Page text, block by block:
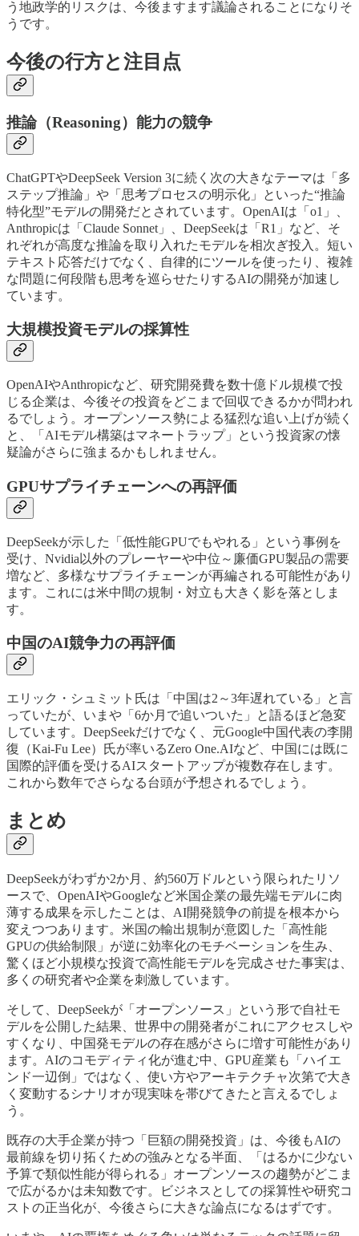
う地政学的リスクは、今後ますます議論されることになりそ
うです。
今後の行方と注目点
推論（Reasoning）能力の競争
ChatGPTやDeepSeek Version 3に続く次の大きなテーマは「多
ステップ推論」や「思考プロセスの明示化」といった“推論
特化型”モデルの開発だとされています。OpenAIは「o1」、
Anthropicは「Claude Sonnet」、DeepSeekは「R1」など、そ
れぞれが高度な推論を取り入れたモデルを相次ぎ投入。短い
テキスト応答だけでなく、自律的にツールを使ったり、複雑
な問題に何段階も思考を巡らせたりするAIの開発が加速し
ています。
大規模投資モデルの採算性
OpenAIやAnthropicなど、研究開発費を数十億ドル規模で投
じる企業は、今後その投資をどこまで回収できるかが問われ
るでしょう。オープンソース勢による猛烈な追い上げが続く
と、「AIモデル構築はマネートラップ」という投資家の懐
疑論がさらに強まるかもしれません。
GPUサプライチェーンへの再評価
DeepSeekが示した「低性能GPUでもやれる」という事例を
受け、Nvidia以外のプレーヤーや中位～廉価GPU製品の需要
増など、多様なサプライチェーンが再編される可能性があり
ます。これには米中間の規制・対立も大きく影を落としま
す。
中国のAI競争力の再評価
エリック・シュミット氏は「中国は2～3年遅れている」と言
っていたが、いまや「6か月で追いついた」と語るほど急変
しています。DeepSeekだけでなく、元Google中国代表の李開
復（Kai-Fu Lee）氏が率いるZero One.AIなど、中国には既に
国際的評価を受けるAIスタートアップが複数存在します。
これから数年でさらなる台頭が予想されるでしょう。
まとめ
DeepSeekがわずか2か月、約560万ドルという限られたリソ
ースで、OpenAIやGoogleなど米国企業の最先端モデルに肉
薄する成果を示したことは、AI開発競争の前提を根本から
変えつつあります。米国の輸出規制が意図した「高性能
GPUの供給制限」が逆に効率化のモチベーションを生み、
驚くほど小規模な投資で高性能モデルを完成させた事実は、
多くの研究者や企業を刺激しています。
そして、DeepSeekが「オープンソース」という形で自社モ
デルを公開した結果、世界中の開発者がこれにアクセスしや
すくなり、中国発モデルの存在感がさらに増す可能性があり
ます。AIのコモディティ化が進む中、GPU産業も「ハイエ
ンド一辺倒」ではなく、使い方やアーキテクチャ次第で大き
く変動するシナリオが現実味を帯びてきたと言えるでしょ
う。
既存の大手企業が持つ「巨額の開発投資」は、今後もAIの
最前線を切り拓くための強みとなる半面、「はるかに少ない
予算で類似性能が得られる」オープンソースの趨勢がどこま
で広がるかは未知数です。ビジネスとしての採算性や研究コ
ストの正当化が、今後さらに大きな論点になるはずです。